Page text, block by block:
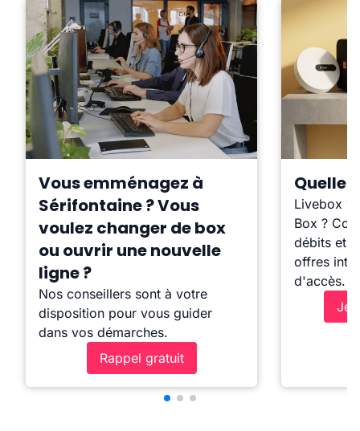
Vous emménagez à
Sérifontaine ? Vous
voulez changer de box
ou ouvrir une nouvelle
ligne ?
Nos conseillers sont à votre
disposition pour vous guider
dans vos démarches.
Rappel gratuit
Quelle
Livebox ?
Box ?
débits et
offres
d'accès.
Je